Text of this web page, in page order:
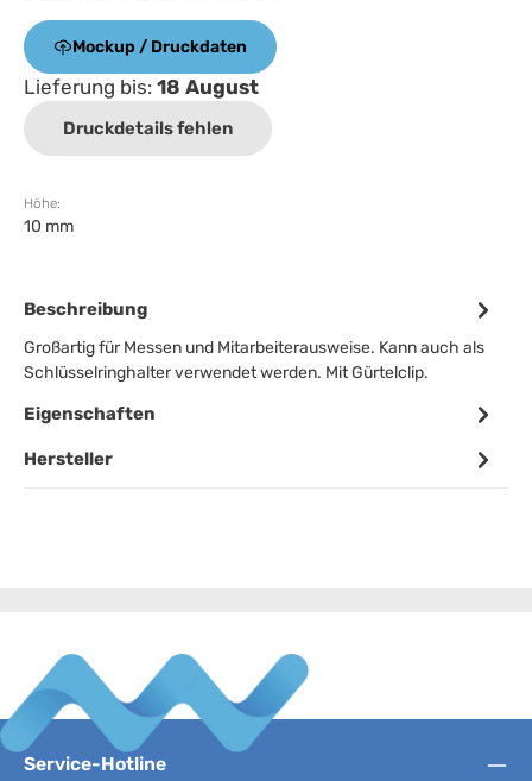
Mockup / Druckdaten
Lieferung bis: 18 August
Druckdetails fehlen
Höhe:
10 mm
Beschreibung
Großartig für Messen und Mitarbeiterausweise. Kann auch als
Schlüsselringhalter verwendet werden. Mit Gürtelclip.
Eigenschaften
Hersteller
Service-Hotline